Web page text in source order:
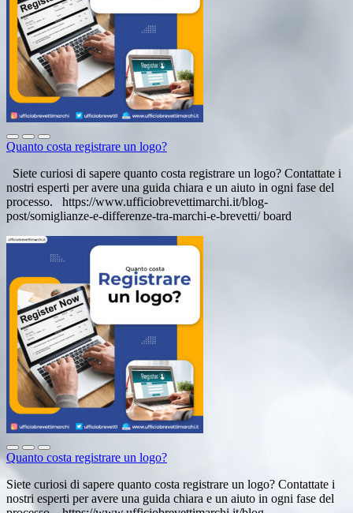
Quanto costa registrare un logo?
Siete curiosi di sapere quanto costa registrare un logo? Contattate i
nostri esperti per avere una guida chiara e un aiuto in ogni fase del
processo. https://www.ufficiobrevettimarchi.it/blog-
post/somiglianze-e-differenze-tra-marchi-e-brevetti/ board
Quanto costa registrare un logo?
Siete curiosi di sapere quanto costa registrare un logo? Contattate i
nostri esperti per avere una guida chiara e un aiuto in ogni fase del